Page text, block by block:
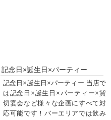
記念日×誕生日×パーティー
記念日×誕生日×パーティー 当店で
は記念日×誕生日×パーティー×貸
切宴会など様々な企画にすべて対
応可能です！バーエリアでは飲み